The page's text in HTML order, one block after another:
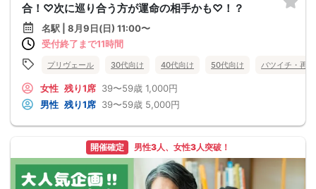
合！♡次に巡り合う方が運命の相手かも♡！？
名駅 | 8月9日(日) 11:00〜
受付終了まで11時間
プリヴェール 30代向け 40代向け 50代向け バツイチ・再婚
女性 残り1席 39〜59歳 1,000円
男性 残り1席 39〜59歳 5,000円
開催確定 男性3人、女性3人突破！